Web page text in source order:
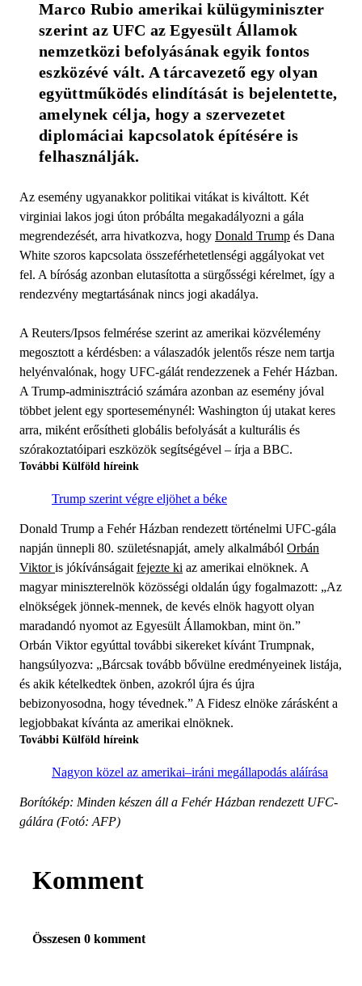
Marco Rubio amerikai külügyminiszter
szerint az UFC az Egyesült Államok
nemzetközi befolyásának egyik fontos
eszközévé vált. A tárcavezető egy olyan
együttműködés elindítását is bejelentette,
amelynek célja, hogy a szervezetet
diplomáciai kapcsolatok építésére is
felhasználják.
Az esemény ugyanakkor politikai vitákat is kiváltott. Két
virginiai lakos jogi úton próbálta megakadályozni a gála
megrendezését, arra hivatkozva, hogy Donald Trump és Dana
White szoros kapcsolata összeférhetetlenségi aggályokat vet
fel. A bíróság azonban elutasította a sürgősségi kérelmet, így a
rendezvény megtartásának nincs jogi akadálya.
A Reuters/Ipsos felmérése szerint az amerikai közvélemény
megosztott a kérdésben: a válaszadók jelentős része nem tartja
helyénvalónak, hogy UFC-gálát rendezzenek a Fehér Házban.
A Trump-adminisztráció számára azonban az esemény jóval
többet jelent egy sporteseménynél: Washington új utakat keres
arra, miként erősítheti globális befolyását a kulturális és
szórakoztatóipari eszközök segítségével – írja a BBC.
További Külföld híreink
Trump szerint végre eljöhet a béke
Donald Trump a Fehér Házban rendezett történelmi UFC-gála
napján ünnepli 80. születésnapját, amely alkalmából Orbán
Viktoris jókívánságait fejezte ki az amerikai elnöknek. A
magyar miniszterelnök közösségi oldalán úgy fogalmazott: „Az
elnökségek jönnek-mennek, de kevés elnök hagyott olyan
maradandó nyomot az Egyesült Államokban, mint ön.”
Orbán Viktor egyúttal további sikereket kívánt Trumpnak,
hangsúlyozva: „Bárcsak tovább bővülne eredményeinek listája,
és akik kételkedtek önben, azokról újra és újra
bebizonyosodna, hogy tévednek.” A Fidesz elnöke zárásként a
legjobbakat kívánta az amerikai elnöknek.
További Külföld híreink
Nagyon közel az amerikai–iráni megállapodás aláírása
Borítókép: Minden készen áll a Fehér Házban rendezett UFC-
gálára (Fotó: AFP)
Komment
Összesen 0 komment